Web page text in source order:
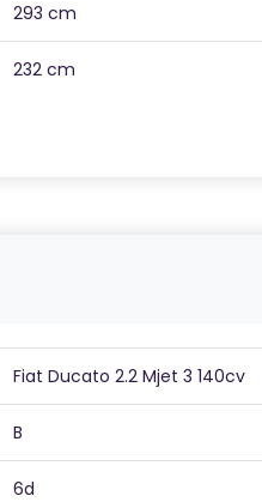
293 cm
232 cm
Fiat Ducato 2.2 Mjet 3 140cv
B
6d